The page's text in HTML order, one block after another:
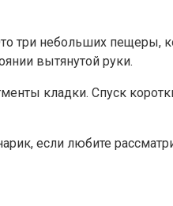
три небольших
вытянутой руки.
кладки. Спуск
если любите